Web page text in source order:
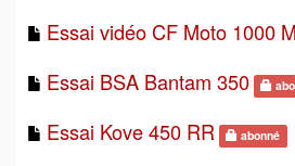
Essai vidéo CF Moto 1000
Essai BSA Bantam 350
Essai Kove 450 RR abonné